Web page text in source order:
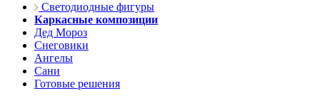
Светодиодные фигуры
Каркасные композиции
Дед Мороз
Снеговики
Ангелы
Сани
Готовые решения